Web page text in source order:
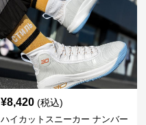
¥8,420 (税込)
ハイカットスニーカー ナンバー